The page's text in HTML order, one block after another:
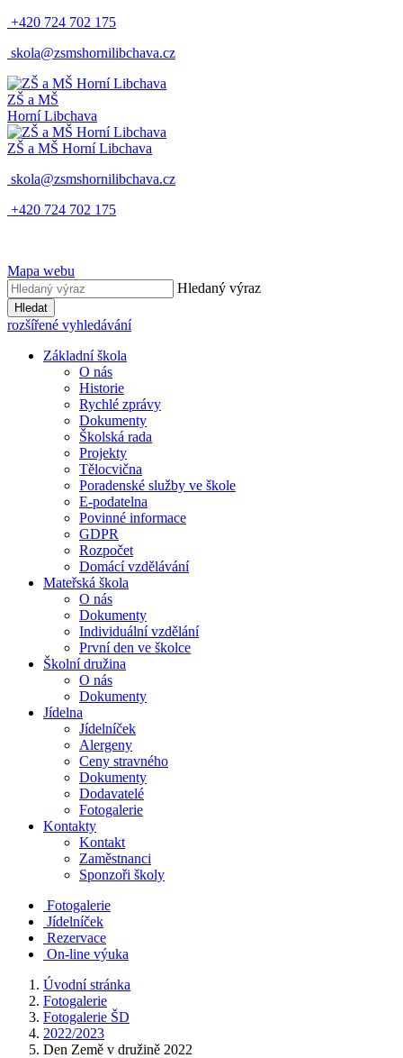
+420 724 702 175
skola@zsmshornilibchava.cz
ZŠ a MŠ
Horní Libchava
ZŠ a MŠ Horní Libchava
skola@zsmshornilibchava.cz
+420 724 702 175
Mapa webu
Hledaný výraz
Hledat
rozšířené vyhledávání
Základní škola
O nás
Historie
Rychlé zprávy
Dokumenty
Školská rada
Projekty
Tělocvična
Poradenské služby ve škole
E-podatelna
Povinné informace
GDPR
Rozpočet
Domácí vzdělávání
Mateřská škola
O nás
Dokumenty
Individuální vzdělání
První den ve školce
Školní družina
O nás
Dokumenty
Jídelna
Jídelníček
Alergeny
Ceny stravného
Dokumenty
Dodavatelé
Fotogalerie
Kontakty
Kontakt
Zaměstnanci
Sponzoři školy
Fotogalerie
Jídelníček
Rezervace
On-line výuka
Úvodní stránka
Fotogalerie
Fotogalerie ŠD
2022/2023
Den Země v družině 2022